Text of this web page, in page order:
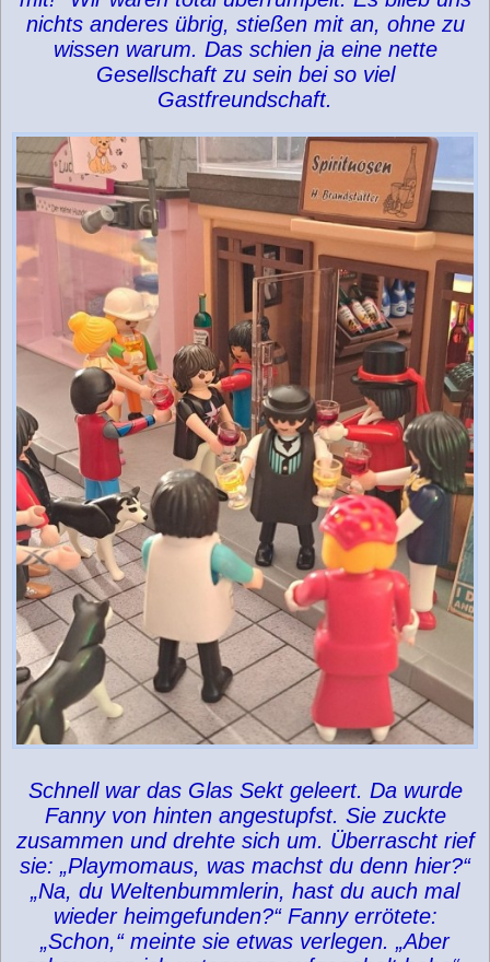
nichts anderes übrig, stießen mit an, ohne zu
wissen warum. Das schien ja eine nette
Gesellschaft zu sein bei so viel
Gastfreundschaft.
Schnell war das Glas Sekt geleert. Da wurde
Fanny von hinten angestupfst. Sie zuckte
zusammen und drehte sich um. Überrascht rief
sie: „Playmomaus, was machst du denn hier?“
„Na, du Weltenbummlerin, hast du auch mal
wieder heimgefunden?“ Fanny errötete:
„Schon,“ meinte sie etwas verlegen. „Aber